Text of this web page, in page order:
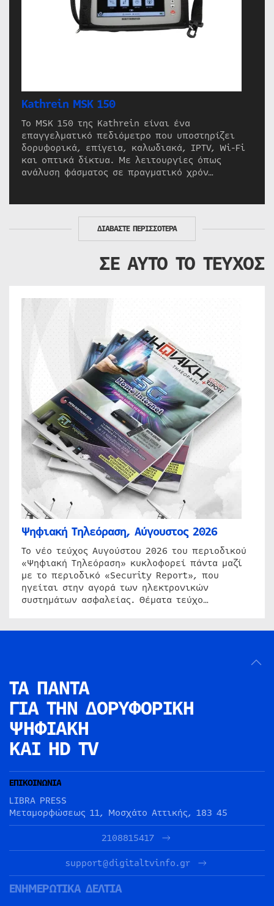
Kathrein MSK 150
Το MSK 150 της Kathrein είναι ένα
επαγγελματικό πεδιόμετρο που υποστηρίζει
δορυφορικά, επίγεια, καλωδιακά, IPTV, Wi-Fi
και οπτικά δίκτυα. Με λειτουργίες όπως
ανάλυση φάσματος σε πραγματικό χρόν…
ΔΙΑΒΑΣΤΕ ΠΕΡΙΣΣΟΤΕΡΑ
ΣΕ ΑΥΤΟ ΤΟ ΤΕΥΧΟΣ
Ψηφιακή Τηλεόραση, Αύγουστος 2026
Το νέο τεύχος Αυγούστου 2026 του περιοδικού
«Ψηφιακή Τηλεόραση» κυκλοφορεί πάντα μαζί
με το περιοδικό «Security Report», που
ηγείται στην αγορά των ηλεκτρονικών
συστημάτων ασφαλείας. Θέματα τεύχο…
ΤΑ ΠΑΝΤΑ
ΓΙΑ ΤΗΝ ΔΟΡΥΦΟΡΙΚΗ
ΨΗΦΙΑΚΗ
ΚΑΙ HD TV
ΕΠΙΚΟΙΝΩΝΙΑ
LIBRA PRESS
Μεταμορφώσεως 11, Μοσχάτο Αττικής, 183 45
2108815417
support@digitaltvinfo.gr
ΕΝΗΜΕΡΩΤΙΚΑ ΔΕΛΤΙΑ